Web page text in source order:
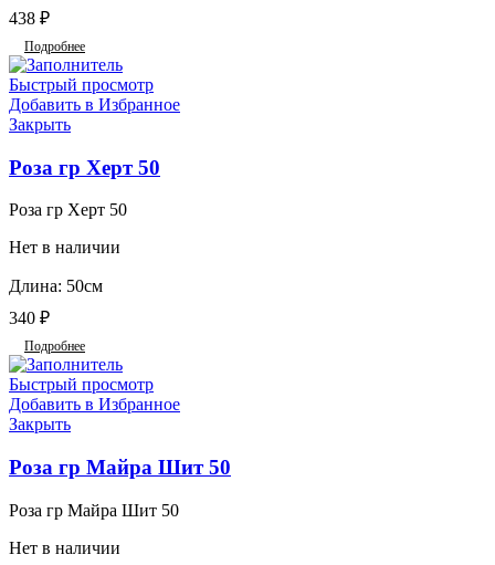
438 ₽
Подробнее
Быстрый просмотр
Добавить в Избранное
Закрыть
Роза гр Херт 50
Роза гр Херт 50
Нет в наличии
Длина: 50см
340 ₽
Подробнее
Быстрый просмотр
Добавить в Избранное
Закрыть
Роза гр Майра Шит 50
Роза гр Майра Шит 50
Нет в наличии